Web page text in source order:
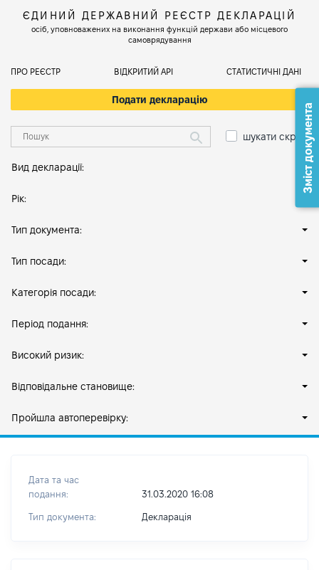
ЄДИНИЙ ДЕРЖАВНИЙ РЕЄСТР ДЕКЛАРАЦІЙ
осіб, уповноважених на виконання функцій держави або місцевого
самоврядування
ПРО РЕЄСТР ВІДКРИТИЙ АРІ СТАТИСТИЧНІ ДАНІ
Подати декларацію
шукати скрізь
Вид декларації:
Рік:
Тип документа:
Тип посади:
Категорія посади:
Період подання:
Високий ризик:
Відповідальне становище:
Пройшла автоперевірку:
Дата та час
подання:
31.03.2020 16:08
Тип документа: Декларація
Зміст документа